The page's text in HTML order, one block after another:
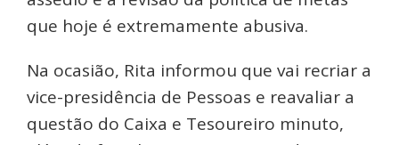
que hoje é extremamente abusiva.
Na ocasião, Rita informou que vai recriar a
vice-presidência de Pessoas e reavaliar a
questão do Caixa e Tesoureiro minuto,